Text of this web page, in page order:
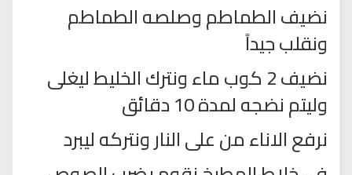
نضيف الطماطم وصلصه الطماطم
ونقلب جيداً
نضيف 2 كوب ماء ونترك الخليط ليغلى
وليتم نضجه لمدة 10 دقائق
نرفع الاناء من على النار ونتركه ليبرد